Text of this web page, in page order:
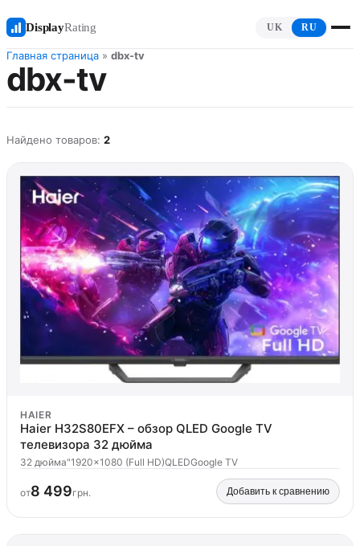
DisplayRating UK RU
Главная страница » dbx-tv
dbx-tv
Найдено товаров: 2
HAIER
Haier H32S80EFX – обзор QLED Google TV
телевизора 32 дюйма
32 дюйма"1920x1080 (Full HD)QLEDGoogle TV
от8 499грн. Добавить к сравнению